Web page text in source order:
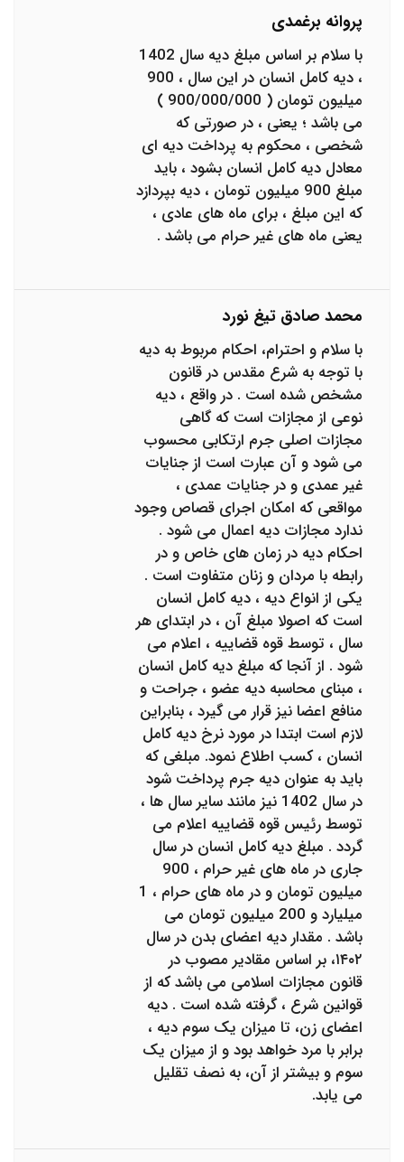
پروانه برغمدی
با سلام بر اساس مبلغ دیه سال 1402
، دیه کامل انسان در این سال ، 900
میلیون تومان ( 900/000/000 )
می باشد ؛ یعنی ، در صورتی که
شخصی ، محکوم به پرداخت دیه ای
معادل دیه کامل انسان بشود ، باید
مبلغ 900 میلیون تومان ، دیه بپردازد
که این مبلغ ، برای ماه های عادی ،
یعنی ماه های غیر حرام می باشد .
محمد صادق تیغ نورد
با سلام و احترام، احکام مربوط به دیه
با توجه به شرع مقدس در قانون
مشخص شده است . در واقع ، دیه
نوعی از مجازات است که گاهی
مجازات اصلی جرم ارتکابی محسوب
می شود و آن عبارت است از جنایات
غیر عمدی و در جنایات عمدی ،
مواقعی که امکان اجرای قصاص وجود
ندارد مجازات دیه اعمال می شود .
احکام دیه در زمان های خاص و در
رابطه با مردان و زنان متفاوت است .
یکی از انواع دیه ، دیه کامل انسان
است که اصولا مبلغ آن ، در ابتدای هر
سال ، توسط قوه قضاییه ، اعلام می
شود . از آنجا که مبلغ دیه کامل انسان
، مبنای محاسبه دیه عضو ، جراحت و
منافع اعضا نیز قرار می گیرد ، بنابراین
لازم است ابتدا در مورد نرخ دیه کامل
انسان ، کسب اطلاع نمود. مبلغی که
باید به عنوان دیه جرم پرداخت شود
در سال 1402 نیز مانند سایر سال ها ،
توسط رئیس قوه قضاییه اعلام می
گردد . مبلغ دیه کامل انسان در سال
جاری در ماه های غیر حرام ، 900
میلیون تومان و در ماه های حرام ، 1
میلیارد و 200 میلیون تومان می
باشد . مقدار دیه اعضای بدن در سال
۱۴۰۲، بر اساس مقادیر مصوب در
قانون مجازات اسلامی می باشد که از
قوانین شرع ، گرفته شده است . دیه
اعضای زن، تا میزان یک سوم دیه ،
برابر با مرد خواهد بود و از میزان یک
سوم و بیشتر از آن، به نصف تقلیل
می یابد.